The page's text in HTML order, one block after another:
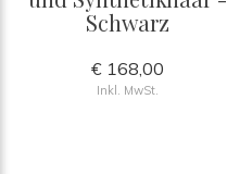
Schwarz
€ 168,00
Inkl. MwSt.